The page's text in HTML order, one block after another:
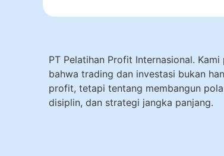
PT Pelatihan Profit Internasional. Kami
bahwa trading dan investasi bukan
profit, tetapi tentang membangun
disiplin, dan strategi jangka panjang.